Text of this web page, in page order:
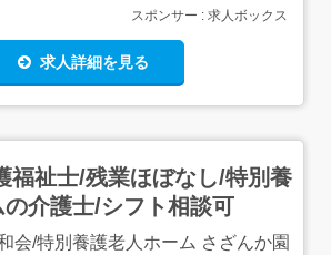
スポンサー : 求人ボックス
求人詳細を見る
福祉士/残業ほぼなし/特別養
介護士/シフト相談可
会/特別養護老人ホーム さざんか園